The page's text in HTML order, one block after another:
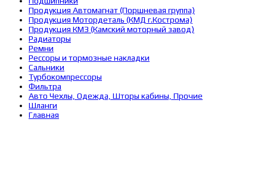
Продукция Автомагнат (Поршневая группа)
Продукция Мотордеталь (КМД г.Кострома)
Продукция КМЗ (Камский моторный завод)
Радиаторы
Ремни
Рессоры и тормозные накладки
Сальники
Турбокомпрессоры
Фильтра
Авто Чехлы, Одежда, Шторы кабины, Прочие
Шланги
Главная